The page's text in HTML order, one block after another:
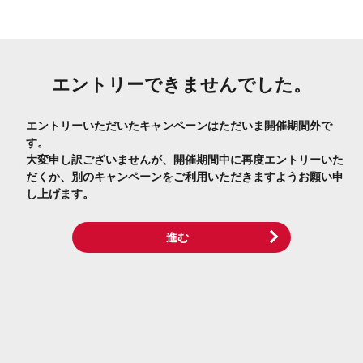
エントリーできませんでした。
エントリーいただいたキャンペーンはただいま開催期間外で
す。
大変申し訳ございませんが、開催期間中に再度エントリーいた
だくか、別のキャンペーンをご利用いただきますようお願い申
し上げます。
進む